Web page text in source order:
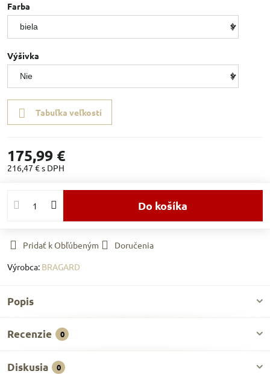
Farba
Výšivka
Tabuľka veľkostí
175,99 €
216,47 €s DPH
Do košíka
Pridať k Obľúbeným
Doručenia
Výrobca: BRAGARD
Popis
Recenzie 0
Diskusia 0